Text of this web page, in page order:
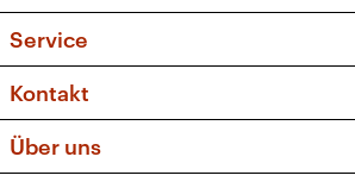
Sendungen und Podcasts
Musikliste
Kakadu – Das Kinderprogramm
Frequenzen (UKW + DAB+)
Service
FAQ
Apps
Newsletter
Kontakt
Social Media
Über uns